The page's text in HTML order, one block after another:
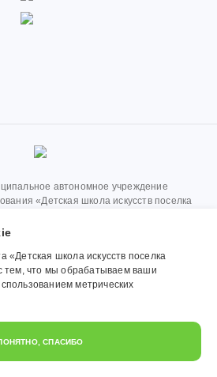
автономное учреждение
«Детская школа искусств поселка
учреждения.
персональных данных
конфиденциальности
«Детская школа искусств поселка
тем, что мы обрабатываем ваши
метрических
СПАСИБО